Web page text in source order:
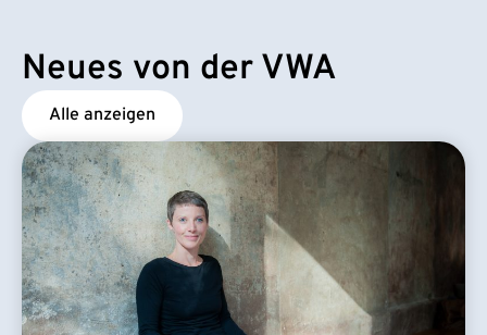
Neues von der VWA
Alle anzeigen